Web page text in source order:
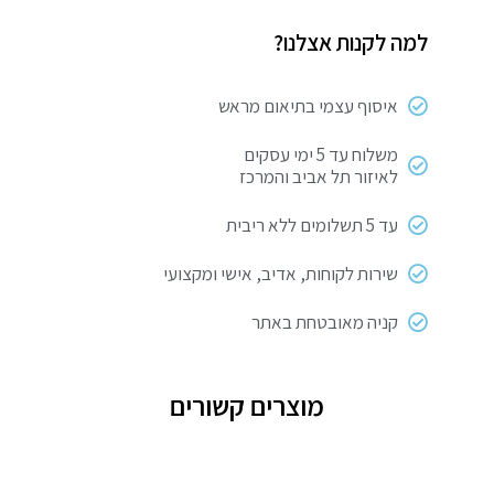
מונע
חמת
למה לקנות אצלנו?
איסוף עצמי בתיאום מראש
משלוח עד 5 ימי עסקים
לאיזור תל אביב והמרכז
עד 5 תשלומים ללא ריבית
שירות לקוחות, אדיב, אישי ומקצועי
קניה מאובטחת באתר
מוצרים קשורים